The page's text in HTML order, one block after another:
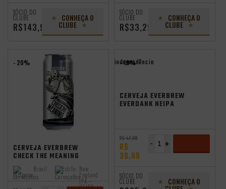
SÓCIO DO
CLUBE
R$143,99
CONHEÇA O
CLUBE
SÓCIO DO
CLUBE
R$33,29
CONHEÇA O
CLUBE
- 20%
CERVEJA EVERBREW
CHECK THE MEANING
NEIPA 473ML VL
Origem:
Brasil Estilo: New
England
IPA -
NEIPA
independência
- 19%
CERVEJA EVERBREW
EVERDANK NEIPA
R$ 47,99
R$
38,99
+
-
SÓCIO DO
CLUBE CONHEÇA O